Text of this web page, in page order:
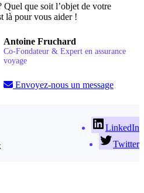
Quel que soit l’objet de votre
là pour vous aider !
Antoine Fruchard
Co-Fondateur & Expert en assurance
voyage
Envoyez-nous un message
LinkedIn
Twitter